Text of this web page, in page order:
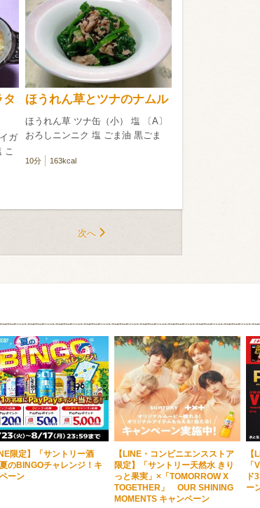
タ
ガ
こ
ほうれん草とツナのナムル
ほうれん草 ツナ缶（小） 塩 〔A〕
おろしニンニク 塩 ごま油 黒ごま
10分 163kcal
次へ
限定】「サントリー酒
のBINGOチャレンジ！キ
ーン
【LINE・コンビニエンスストア
限定】「サントリー天然水 きり
っと果実」×「TOMORROW X
TOGETHER」 OUR SHINING
MOMENTS キャンペーン
ド
ー